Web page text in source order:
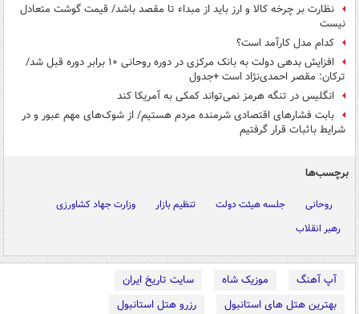
نظارت بر چرخه کالا و ارز باید از مبداء تا مقصد باشد/ قیمت گوشت متعادل
نیست
کدام مدل کارآمد است؟
افزایش بدهی دولت به بانک مرکزی در دوره روحانی ۱۰ برابر دوره قبل شد/
ترکان: مقصر احمدی‌نژاد است +جدول
انگلیس در تنگه هرمز نمی‌تواند کمکی به آمریکا کند
بابت فشارهای اقتصادی شرمنده مردم هستیم/‌ از شوک‌های مهم‌ عبور ‌و در
شرایط باثبات قرار گرفتیم
برچسب‌ها
روحانی جلسه هیئت دولت تنظیم بازار
وزارت جهاد کشاورزی
رهبر انقلاب
آپ آهنگ موزیک شاه
سایت تاریخ ایران
بهترین هتل های استانبول
رزرو هتل استانبول